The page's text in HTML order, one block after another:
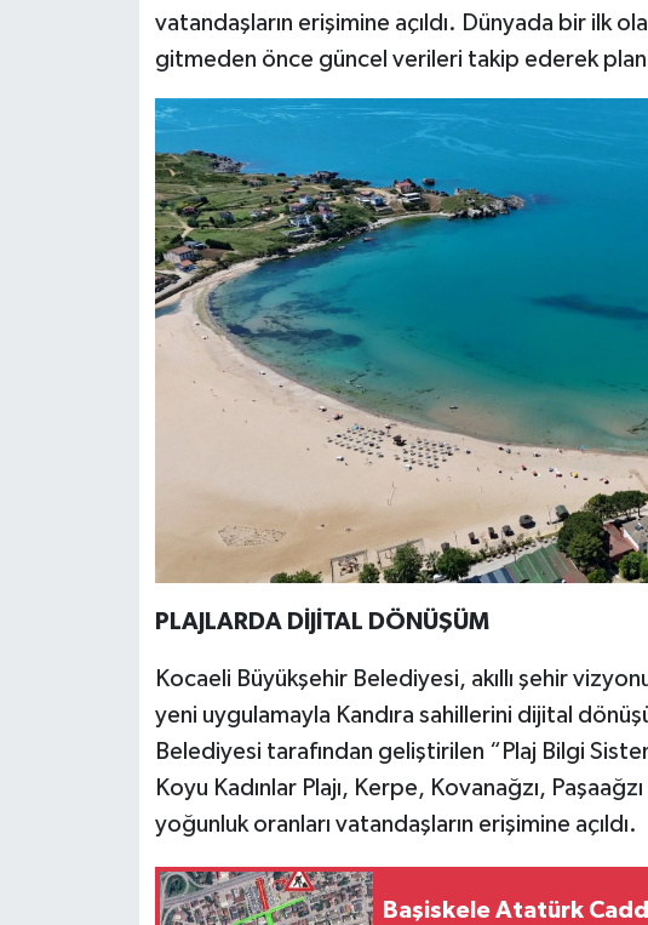
vatandaşların erişimine açıldı. Dünyada bir ilk
gitmeden önce güncel verileri takip ederek
PLAJLARDA DİJİTAL DÖNÜŞÜM
Kocaeli Büyükşehir Belediyesi, akıllı şehir
yeni uygulamayla Kandıra sahillerini dijital
Belediyesi tarafından geliştirilen “Plaj Bilgi
Koyu Kadınlar Plajı, Kerpe, Kovanağzı,
yoğunluk oranları vatandaşların erişimine açıldı.
Başiskele Atatürk